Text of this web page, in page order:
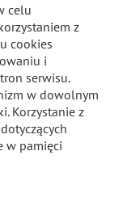
celu
z
cookies
i
serwisu.
w dowolnym
Korzystanie z
w pamięci